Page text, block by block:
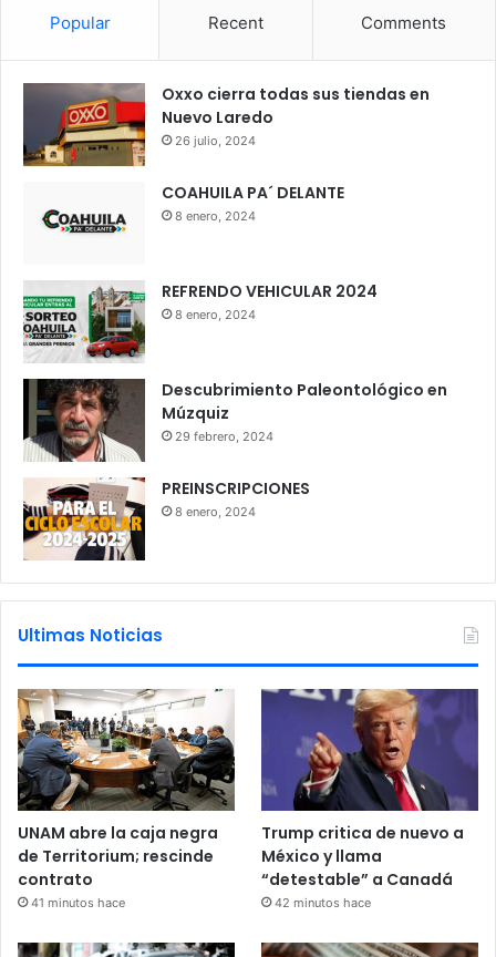
Popular Recent Comments
Oxxo cierra todas sus tiendas en
Nuevo Laredo
26 julio, 2024
COAHUILA PA´ DELANTE
8 enero, 2024
REFRENDO VEHICULAR 2024
8 enero, 2024
Descubrimiento Paleontológico en
Múzquiz
29 febrero, 2024
PREINSCRIPCIONES
8 enero, 2024
Ultimas Noticias
UNAM abre la caja negra
de Territorium; rescinde
contrato
41 minutos hace
Trump critica de nuevo a
México y llama
“detestable” a Canadá
42 minutos hace